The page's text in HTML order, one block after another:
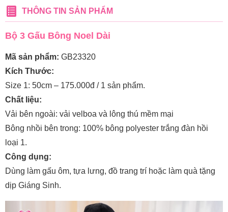
THÔNG TIN SẢN PHẨM
Bộ 3 Gấu Bông Noel Dài
Mã sản phẩm: GB23320
Kích Thước:
Size 1: 50cm – 175.000đ / 1 sản phẩm.
Chất liệu:
Vải bên ngoài: vải velboa và lông thú mềm mại
Bông nhồi bên trong: 100% bông polyester trắng đàn hồi
loại 1.
Công dụng:
Dùng làm gấu ôm, tựa lưng, đồ trang trí hoặc làm quà tặng
dịp Giáng Sinh.